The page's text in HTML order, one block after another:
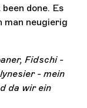
done. Es
man neugierig
Fidschi -
- mein
da wir ein